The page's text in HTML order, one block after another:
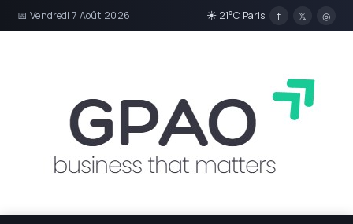
📅 Vendredi 7 Août 2026 ☀ 21°C Paris f 𝕏 ◎